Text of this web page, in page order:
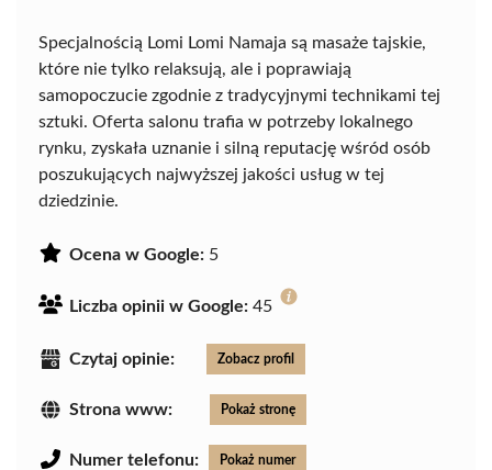
Specjalnością Lomi Lomi Namaja są masaże tajskie,
które nie tylko relaksują, ale i poprawiają
samopoczucie zgodnie z tradycyjnymi technikami tej
sztuki. Oferta salonu trafia w potrzeby lokalnego
rynku, zyskała uznanie i silną reputację wśród osób
poszukujących najwyższej jakości usług w tej
dziedzinie.
Ocena w Google: 5
Liczba opinii w Google: 45
Czytaj opinie: Zobacz profil
Strona www: Pokaż stronę
Numer telefonu: Pokaż numer